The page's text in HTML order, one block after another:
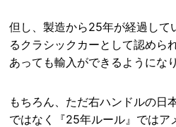
但し、製造から25年が経過して
るクラシックカーとして認めら
あっても輸入ができるようにな
もちろん、ただ右ハンドルの日
ではなく『25年ルール』ではア